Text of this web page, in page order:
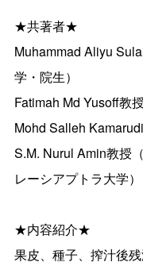
★共著者★
Muhammad Aliyu
学・院生）
Fatimah Md Yusoff教
Mohd Salleh
S.M. Nurul Amin教授
レーシアプトラ大学）
★内容紹介★
果皮、種子、搾汁後残